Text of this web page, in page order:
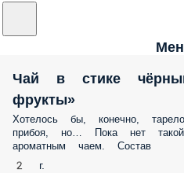
Чай в стике
фрукты»
Хотелось бы, конечно,
прибоя, но… Пока нет такой
ароматным чаем. Состав
2 г.